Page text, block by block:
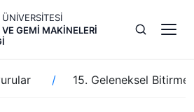
GEMI MAKINELERI
15. Geleneksel Bitirme